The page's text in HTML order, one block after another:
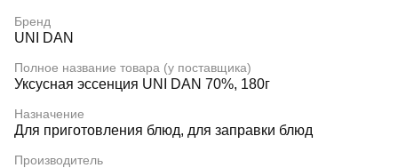
Бренд
UNI DAN
Полное название товара (у поставщика)
Уксусная эссенция UNI DAN 70%, 180г
Назначение
Для приготовления блюд, для заправки блюд
Производитель